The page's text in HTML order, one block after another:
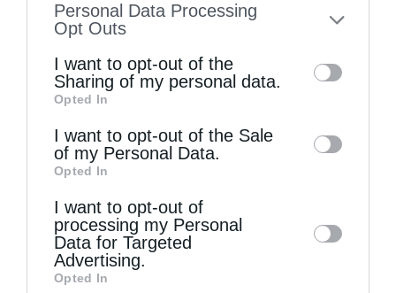
to your opt-out. You may separately opt-out
information by third parties on the IAB’s list
of downstream participants. This
information may also be disclosed by us to
third parties on theIAB’s List of
Downstream Participants
disclose it to other third parties.
Personal Data Processing
Opt Outs
I want to opt-out of the
Sharing of my personal data.
Opted In
I want to opt-out of the Sale
of my Personal Data.
Opted In
I want to opt-out of
processing my Personal
Data for Targeted
Advertising.
Opted In
Αγαλλιασώμεθα και ευφρανθώμεν εν αυτή»!
Στην τελετή της Αναστάσεως παρέστησαν
Άρχοντες Οφφικιάλιοι της Μ.τ.Χ.Ε., o Εξοχ.
Πρέσβυς κ. Κωνσταντίνος Κούτρας, Γενικός
Πρόξενος της Ελλάδος στην Πόλη, καθώς
και πάμπολλοι προσκυνητές από το
εξωτερικό και πιστοί από την Πόλη.
Ακολούθως ο Παναγιώτατος Οικουμενικός